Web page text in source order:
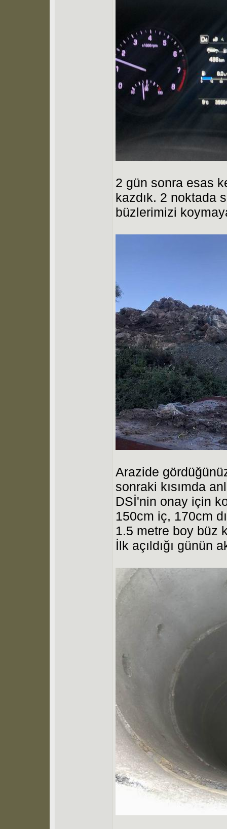
2 gün sonra esas
kazdık. 2 noktada
büzlerimizi
Arazide
sonraki kısımda
DSİ'nin onay için
150cm iç, 170cm
1.5 metre boy büz
İlk açıldığı günün